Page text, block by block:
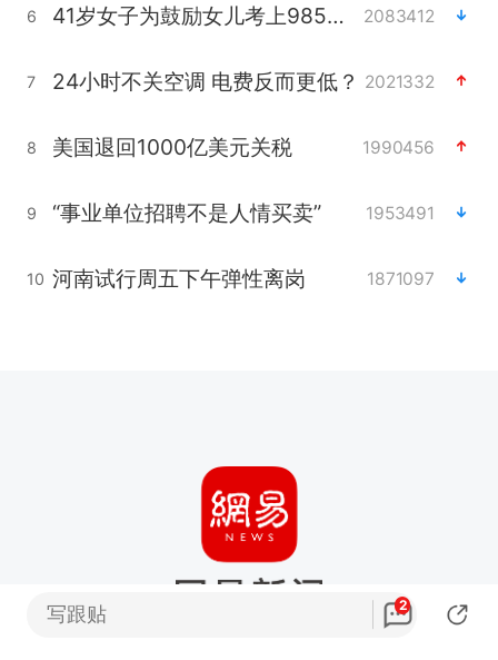
6 41岁女子为鼓励女儿考上985研究生 2083412
7 24小时不关空调 电费反而更低？ 2021332
8 美国退回1000亿美元关税 1990456
9 “事业单位招聘不是人情买卖” 1953491
10 河南试行周五下午弹性离岗 1871097
写跟贴 2